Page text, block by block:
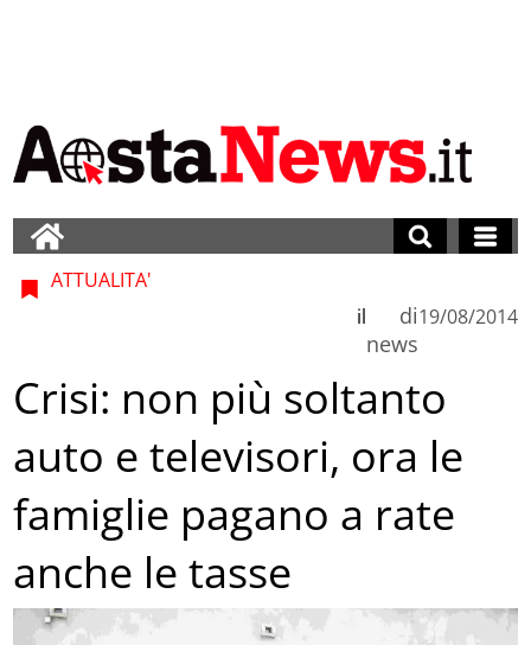
ATTUALITA'
di
news
il 19/08/2014
Crisi: non più soltanto
auto e televisori, ora le
famiglie pagano a rate
anche le tasse